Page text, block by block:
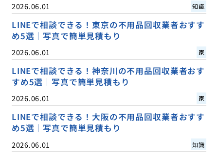
2026.06.01 知識
LINEで相談できる！東京の不用品回収業者おすす
め5選｜写真で簡単見積もり
2026.06.01 家
LINEで相談できる！神奈川の不用品回収業者おす
すめ5選｜写真で簡単見積もり
2026.06.01 家
LINEで相談できる！大阪の不用品回収業者おすす
め5選｜写真で簡単見積もり
2026.06.01 知識